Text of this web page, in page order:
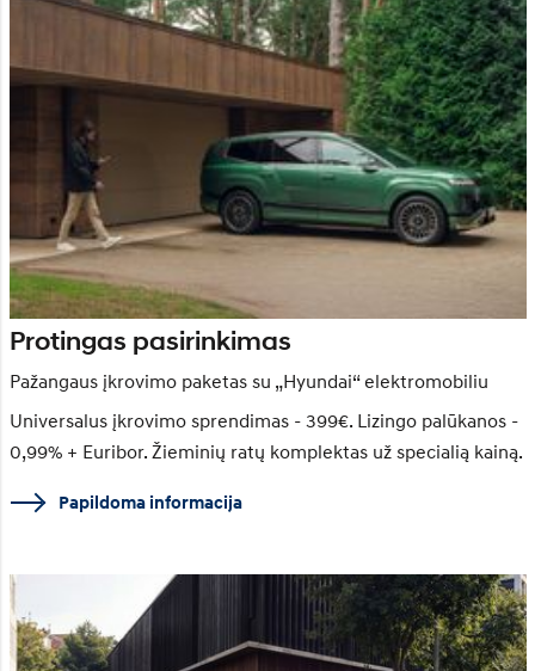
Protingas pasirinkimas
Pažangaus įkrovimo paketas su „Hyundai“ elektromobiliu
Universalus įkrovimo sprendimas - 399€. Lizingo palūkanos -
0,99% + Euribor. Žieminių ratų komplektas už specialią kainą.
Papildoma informacija